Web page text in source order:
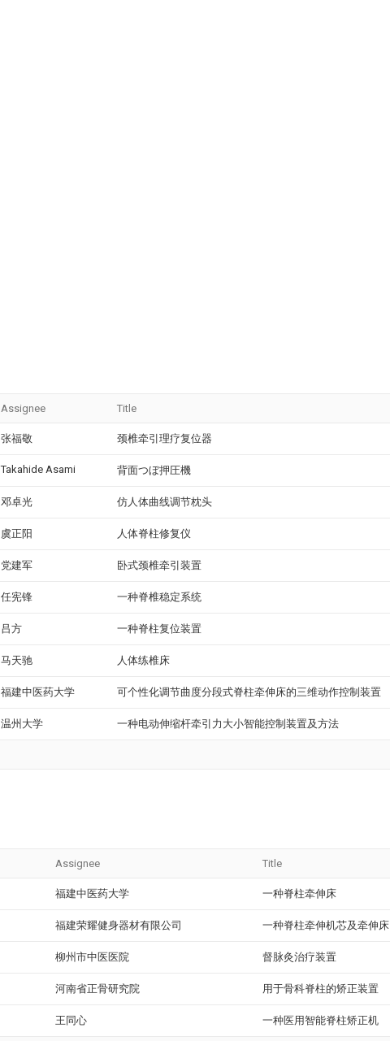
Assignee Title
张福敬 颈椎牵引理疗复位器
Takahide Asami 背面つぼ押圧機
邓卓光 仿人体曲线调节枕头
虞正阳 人体脊柱修复仪
党建军 卧式颈椎牵引装置
任宪锋 一种脊椎稳定系统
吕方 一种脊柱复位装置
马天驰 人体练椎床
福建中医药大学 可个性化调节曲度分段式脊柱牵伸床的三维动作控制装置
温州大学 一种电动伸缩杆牵引力大小智能控制装置及方法
Assignee Title
福建中医药大学 一种脊柱牵伸床
福建荣耀健身器材有限公司 一种脊柱牵伸机芯及牵伸床
柳州市中医医院 督脉灸治疗装置
河南省正骨研究院 用于骨科脊柱的矫正装置
王同心 一种医用智能脊柱矫正机